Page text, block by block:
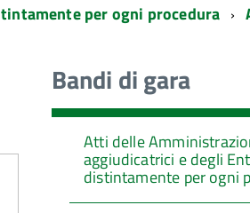
per ogni procedura
Bandi di gara
Atti delle
aggiudicatrici e degli
distintamente per ogni